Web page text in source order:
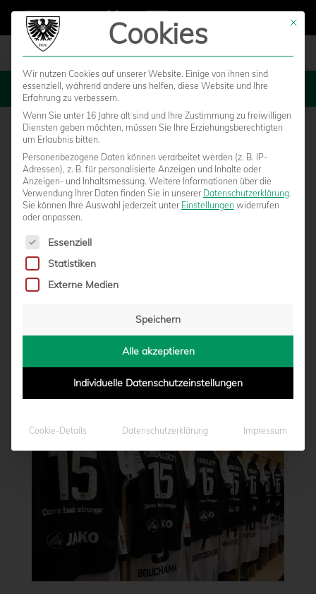
MENU
1. FC Magdeburg – SC Preußen
Münster
Mit
Cookies
Wir nutzen Cookies auf unserer Website. Einige von ihnen sind
essenziell, während andere uns helfen, diese Website und Ihre
Erfahrung zu verbessern.
Wenn Sie unter 16 Jahre alt sind und Ihre Zustimmung zu freiwilligen
Diensten geben möchten, müssen Sie Ihre Erziehungsberechtigten
um Erlaubnis bitten.
Personenbezogene Daten können verarbeitet werden (z. B. IP-
Adressen), z. B. für personalisierte Anzeigen und Inhalte oder
Anzeigen- und Inhaltsmessung. Weitere Informationen über die
Verwendung Ihrer Daten finden Sie in unserer Datenschutzerklärung.
Sie können Ihre Auswahl jederzeit unter Einstellungen widerrufen
oder anpassen.
Es folgt eine Liste der Service-Gruppen, für die eine
Essenziell
Statistiken
Externe Medien
Speichern
Alle akzeptieren
Individuelle Datenschutzeinstellungen
Cookie-Details Datenschutzerklärung Impressum